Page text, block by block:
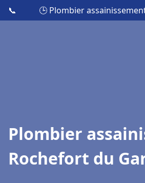
📞 🕒 Plombier
Plombier
Rochefort du